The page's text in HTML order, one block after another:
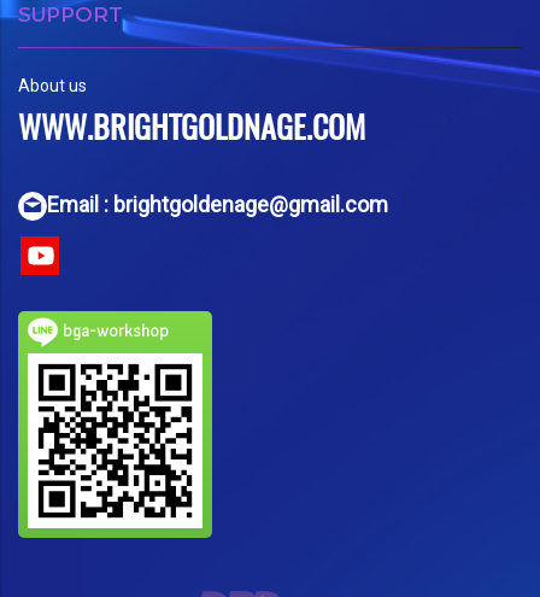
SUPPORT
About us
WWW.BRIGHTGOLDNAGE.COM
Email : brightgoldenage@gmail.com
bga-workshop